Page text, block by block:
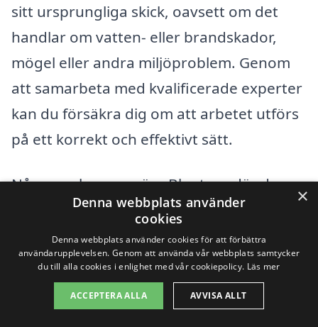
sitt ursprungliga skick, oavsett om det
handlar om vatten- eller brandskador,
mögel eller andra miljöproblem. Genom
att samarbeta med kvalificerade experter
kan du försäkra dig om att arbetet utförs
på ett korrekt och effektivt sätt.
Några av byarna nära Blentarp där du
kan hitta saneringstjänster inkluderar:
Sjöbo
Bollatorp
×
Denna webbplats använder
cookies
Denna webbplats använder cookies för att förbättra
användarupplevelsen. Genom att använda vår webbplats samtycker
du till alla cookies i enlighet med vår cookiepolicy. Läs mer
ACCEPTERA ALLA AVVISA ALLT